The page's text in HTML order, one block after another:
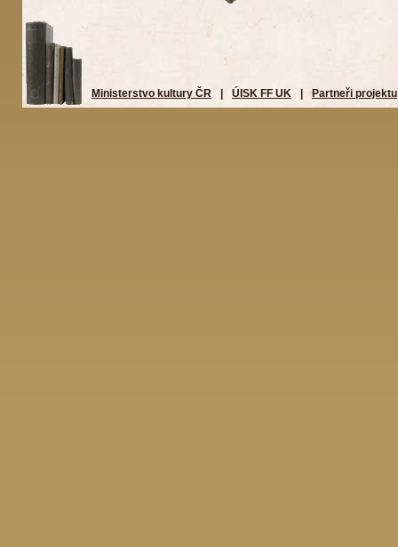
Ministerstvo kultury ČR ÚISK FF UK Partneři projektu